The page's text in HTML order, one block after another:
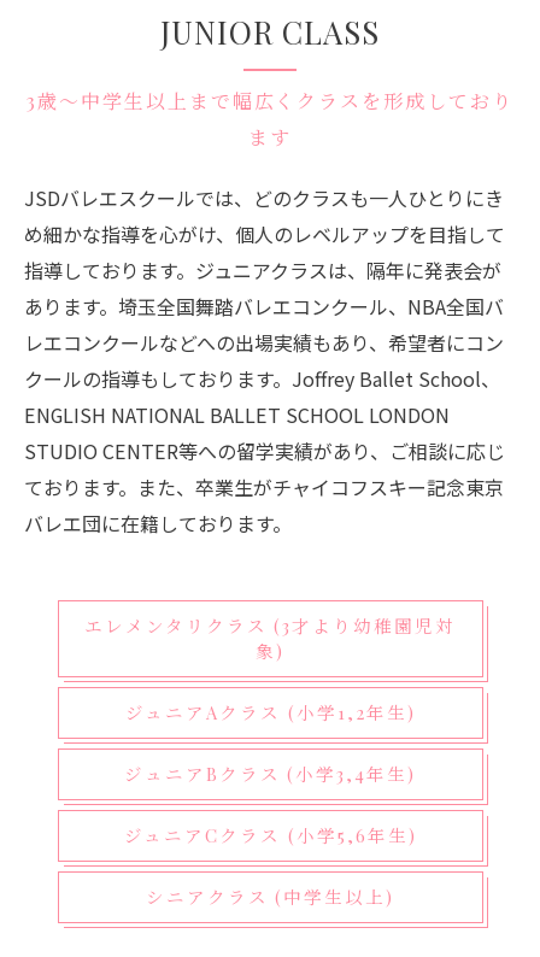
3歳～中学生以上まで幅広くクラスを形成しており
ます
JUNIOR CLASS
JSDバレエスクールでは、どのクラスも一人ひとりにき
め細かな指導を心がけ、個人のレベルアップを目指して
指導しております。ジュニアクラスは、隔年に発表会が
あります。埼玉全国舞踏バレエコンクール、NBA全国バ
レエコンクールなどへの出場実績もあり、希望者にコン
クールの指導もしております。Joffrey Ballet School、
ENGLISH NATIONAL BALLET SCHOOL LONDON
STUDIO CENTER等への留学実績があり、ご相談に応じ
ております。また、卒業生がチャイコフスキー記念東京
バレエ団に在籍しております。
エレメンタリクラス (3才より幼稚園児対
象)
ジュニアAクラス (小学1,2年生)
ジュニアBクラス (小学3,4年生)
ジュニアCクラス (小学5,6年生)
シニアクラス (中学生以上)